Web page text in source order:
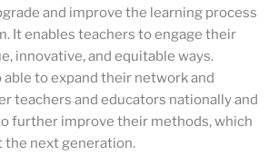
and improve the learning process
It enables teachers to engage their
innovative, and equitable ways.
able to expand their network and
teachers and educators nationally and
further improve their methods, which
next generation.